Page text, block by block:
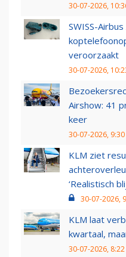
30-07-2026,
SWISS-
veroorzaakt
30-07-2026,
Airshow: 41
keer
30-07-2026, 9:30
KLM ziet
‘Realistisch
30-07-2026,
KLM laat
kwartaal,
30-07-2026, 8:22